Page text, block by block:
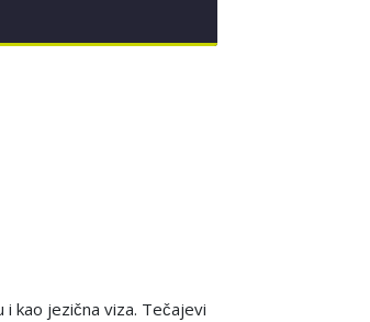
kao jezična viza. Tečajevi